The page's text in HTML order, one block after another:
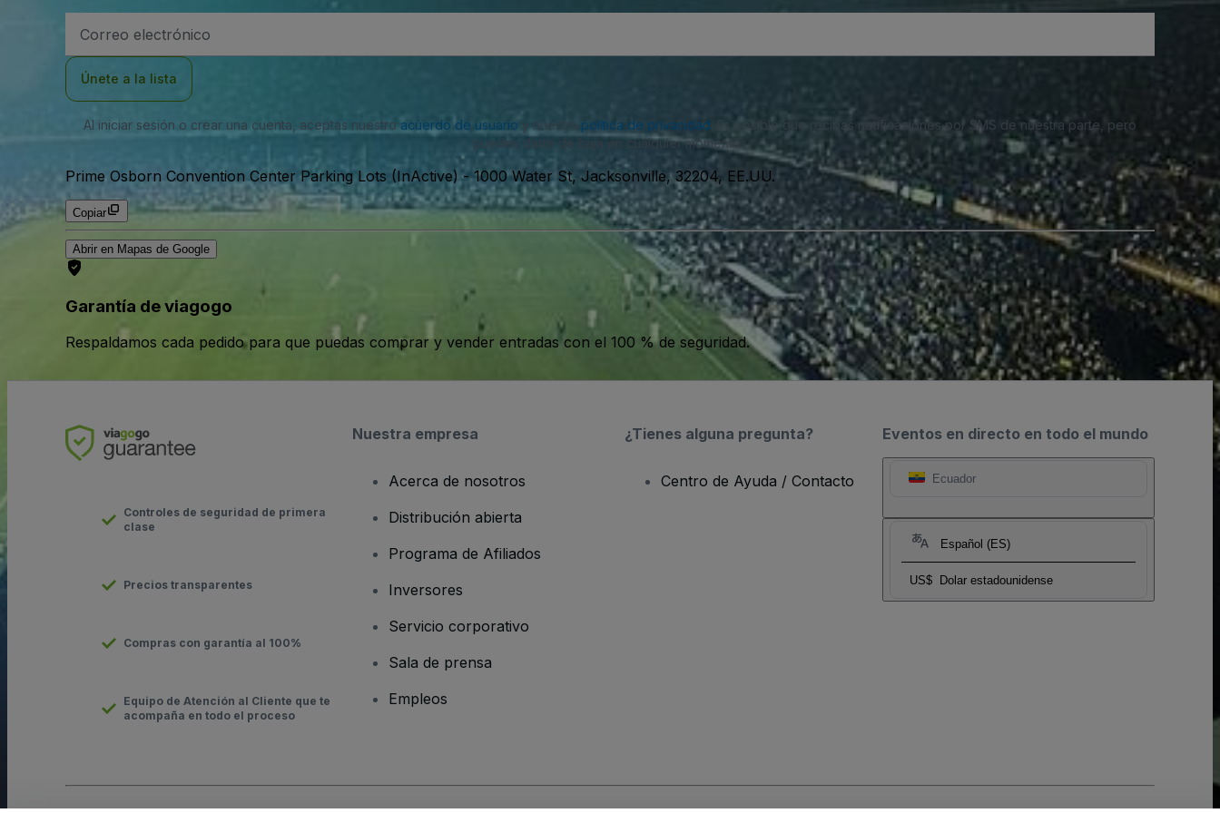
de
Únete a la lista
Al iniciar sesión o crear una cuenta, aceptas nuestro acuerdo de usuario política de privacidad . Es posible que recibas notificaciones por SMS de nuestra parte, pero
puedes darte de baja en cualquier momento.
Prime Osborn Convention Center Parking Lots (InActive) -1000 Water St, Jacksonville, 32204, EE.UU.
Copiar
Abrir en Mapas de Google
Garantía de viagogo
Respaldamos cada pedido para que puedas comprar y vender entradas con el 100 % de seguridad.
Eventos en directo en todo el mundo
Ecuador
Español (ES)
US$ Dolar estadounidense
Controles de seguridad de primera
clase
Precios transparentes
Compras con garantía al 100%
Equipo de Atención al Cliente que te
acompaña en todo el proceso
Nuestra empresa
Acerca de nosotros
Distribución abierta
Programa de Afiliados
Inversores
Servicio corporativo
Sala de prensa
Empleos
¿Tienes alguna pregunta?
Centro de Ayuda / Contacto